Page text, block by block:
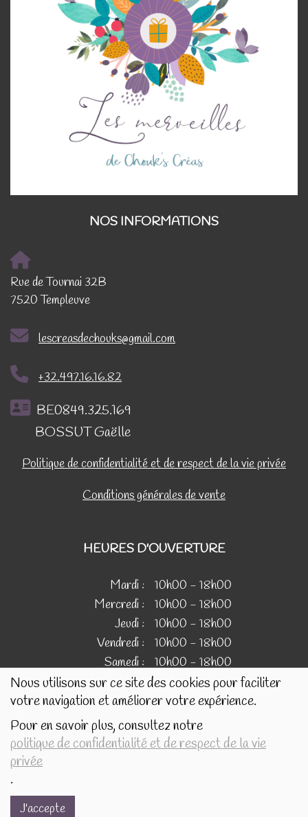
Nous utilisons sur ce site des cookies pour faciliter
votre navigation et améliorer votre expérience.
Pour en savoir plus, consultez notre
politique de confidentialité et de respect de la vie
privée
.
J'accepte
NOS INFORMATIONS
Rue de Tournai 32B
7520 Templeuve
lescreasdechouks@gmail.com
+32.497.16.16.82
BE0849.325.169
BOSSUT Gaëlle
Politique de confidentialité et de respect de la vie privée
Conditions générales de vente
HEURES D'OUVERTURE
Mardi :
10h00 - 18h00
Mercredi :
10h00 - 18h00
Jeudi :
10h00 - 18h00
Vendredi :
10h00 - 18h00
Samedi :
10h00 - 18h00
IMAGES
Les images présentées pour illustrer les produits en vente
sur ce site ne sont pas contractuelles.